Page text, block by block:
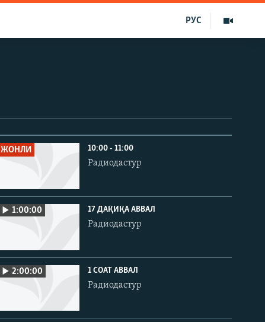
РУС
ЖОНЛИ 10:00 - 11:00
Радиодастур
1:00:00 17 ДАҚИҚА АВВАЛ
Радиодастур
2:00:00 1 СОАТ АВВАЛ
Радиодастур